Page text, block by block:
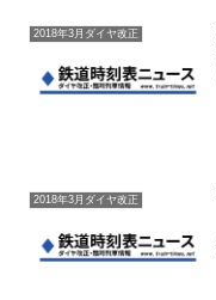
2018年3月ダイヤ改正
2018年3月ダイヤ改正